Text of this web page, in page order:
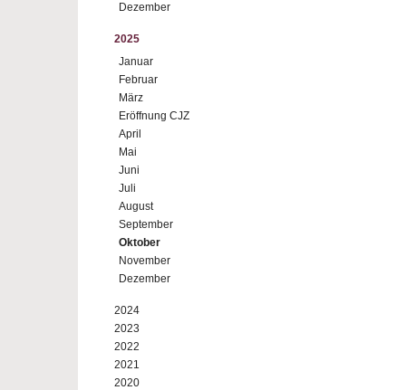
Dezember
2025
Januar
Februar
März
Eröffnung CJZ
April
Mai
Juni
Juli
August
September
Oktober
November
Dezember
2024
2023
2022
2021
2020